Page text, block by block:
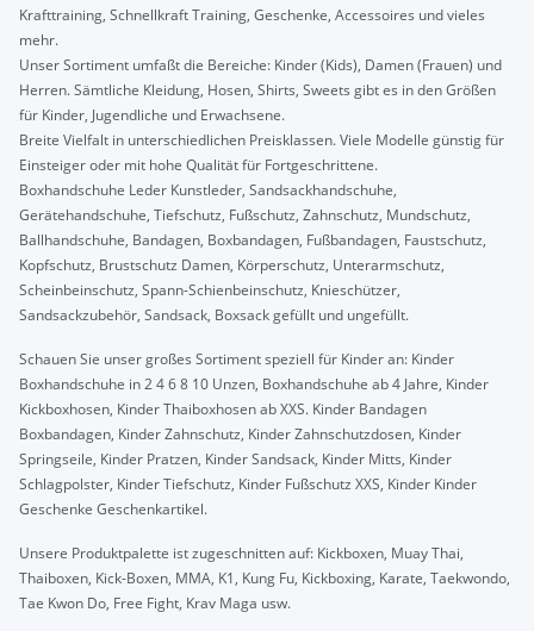
Krafttraining, Schnellkraft Training, Geschenke, Accessoires und vieles
mehr.
Unser Sortiment umfaßt die Bereiche: Kinder (Kids), Damen (Frauen) und
Herren. Sämtliche Kleidung, Hosen, Shirts, Sweets gibt es in den Größen
für Kinder, Jugendliche und Erwachsene.
Breite Vielfalt in unterschiedlichen Preisklassen. Viele Modelle günstig für
Einsteiger oder mit hohe Qualität für Fortgeschrittene.
Boxhandschuhe Leder Kunstleder, Sandsackhandschuhe,
Gerätehandschuhe, Tiefschutz, Fußschutz, Zahnschutz, Mundschutz,
Ballhandschuhe, Bandagen, Boxbandagen, Fußbandagen, Faustschutz,
Kopfschutz, Brustschutz Damen, Körperschutz, Unterarmschutz,
Scheinbeinschutz, Spann-Schienbeinschutz, Knieschützer,
Sandsackzubehör, Sandsack, Boxsack gefüllt und ungefüllt.
Schauen Sie unser großes Sortiment speziell für Kinder an: Kinder
Boxhandschuhe in 2 4 6 8 10 Unzen, Boxhandschuhe ab 4 Jahre, Kinder
Kickboxhosen, Kinder Thaiboxhosen ab XXS. Kinder Bandagen
Boxbandagen, Kinder Zahnschutz, Kinder Zahnschutzdosen, Kinder
Springseile, Kinder Pratzen, Kinder Sandsack, Kinder Mitts, Kinder
Schlagpolster, Kinder Tiefschutz, Kinder Fußschutz XXS, Kinder Kinder
Geschenke Geschenkartikel.
Unsere Produktpalette ist zugeschnitten auf: Kickboxen, Muay Thai,
Thaiboxen, Kick-Boxen, MMA, K1, Kung Fu, Kickboxing, Karate, Taekwondo,
Tae Kwon Do, Free Fight, Krav Maga usw.